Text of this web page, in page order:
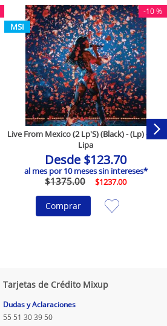
MSI
-10 %
Live From Mexico (2 Lp'S) (Black) - (Lp) - Dua
Lipa
Desde $123.70
al mes por10meses sin intereses*
$1375.00 $1237.00
Comprar
Tarjetas de Crédito Mixup
Dudas y Aclaraciones
55 51 30 39 50